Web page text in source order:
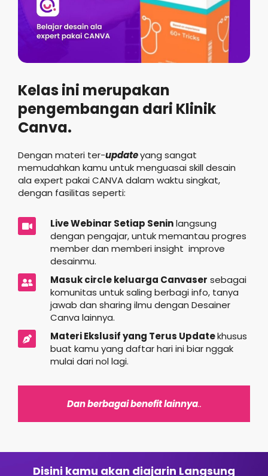
Kelas ini merupakan
pengembangan dari Klinik
Canva.
Dengan materi ter-updateyang sangat
memudahkan kamu untuk menguasai skill desain
ala expert pakai CANVA dalam waktu singkat,
dengan fasilitas seperti:
Live Webinar Setiap Seninlangsung
dengan pengajar, untuk memantau progres
member dan memberi insight improve
desainmu.
Masuk circle keluarga Canvaser sebagai
komunitas untuk saling berbagi info, tanya
jawab dan sharing ilmu dengan Desainer
Canva lainnya.
Materi Ekslusif yang Terus Updatekhusus
buat kamu yang daftar hari ini biar nggak
mulai dari nol lagi.
Dan berbagai benefit lainnya..
Disini kamu akan diajarin Langsung